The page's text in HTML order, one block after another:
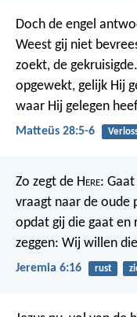
Doch de engel
Weest gij niet
zoekt, de
opgewekt, gelijk Hij
waar Hij gelegen
Matteüs 28:5-6
Zo zegt de Here:
vraagt naar de oude
opdat gij die gaat en
zeggen: Wij willen
Jeremia 6:16 rust